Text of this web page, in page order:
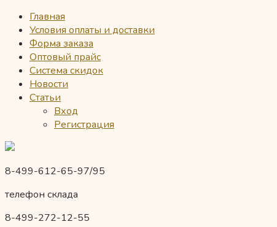
Главная
Условия оплаты и доставки
Форма заказа
Оптовый прайс
Система скидок
Новости
Статьи
Вход
Регистрация
8-499-612-65-97/95
телефон склада
8-499-272-12-55